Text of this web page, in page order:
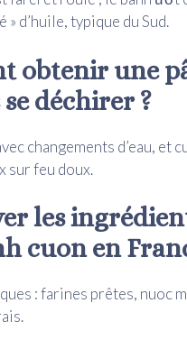
» d’huile, typique du Sud.
obtenir une
déchirer ?
changements d’eau, et
sur feu doux.
les
cuon en
: farines prêtes, nuoc